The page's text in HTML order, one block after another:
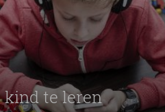
kind te leren